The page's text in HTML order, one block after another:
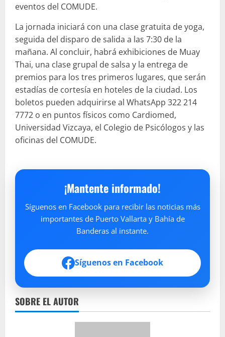
eventos del COMUDE.
La jornada iniciará con una clase gratuita de yoga,
seguida del disparo de salida a las 7:30 de la
mañana. Al concluir, habrá exhibiciones de Muay
Thai, una clase grupal de salsa y la entrega de
premios para los tres primeros lugares, que serán
estadías de cortesía en hoteles de la ciudad. Los
boletos pueden adquirirse al WhatsApp 322 214
7772 o en puntos físicos como Cardiomed,
Universidad Vizcaya, el Colegio de Psicólogos y las
oficinas del COMUDE.
¡Mantente informado!
Síguenos en Facebook para recibir las noticias más
importantes de Puerto Vallarta y Bahía de
Banderas al instante.
Síguenos en Facebook
SOBRE EL AUTOR